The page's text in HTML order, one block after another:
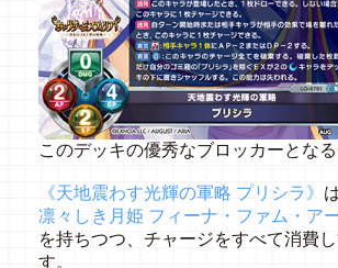
このデッキの優秀なブロッカーとなる
《天地震わす光輝の軍略 プリシラ》
凛々しき月姫 フィーナ・ファム・ア
を持ちつつ、チャージをすべて消費
す。